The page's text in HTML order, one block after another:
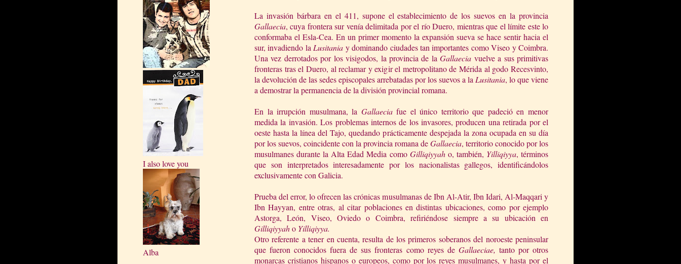
I also love you
Alba
La invasión bárbara en el 411, supone el establecimiento de los suevos en la provincia
Gallaecia, cuya frontera sur venía delimitada por el río Duero, mientras que el límite este lo
conformaba el Esla-Cea. En un primer momento la expansión sueva se hace sentir hacia el
sur, invadiendo la Lusitania y dominando ciudades tan importantes como Viseo y Coimbra.
Una vez derrotados por los visigodos, la provincia de laGallaecia vuelve a sus primitivas
fronteras tras el Duero, al reclamar y exigir el metropolitano de Mérida al godo Recesvinto,
la devolución de las sedes episcopales arrebatadas por los suevos a la Lusitania, lo que viene
a demostrar la permanencia de la división provincial romana.
En la irrupción musulmana,la Gallaeciafue el único territorio que padeció en menor
medida la invasión. Los problemas internos de los invasores, producen una retirada por el
oeste hasta la línea del Tajo, quedando prácticamente despejada la zona ocupada en su día
por los suevos, coincidente con la provincia romana deGallaecia, territorio conocido por los
musulmanes durantela Alta Edad Media como Gilliqiyyaho, también, Yilliqiyya, términos
que son interpretados interesadamente por los nacionalistas gallegos, identificándolos
exclusivamente con Galicia.
Prueba del error, lo ofrecen las crónicas musulmanas de Ibn Al-Atir, Ibn Idari, Al-Maqqari y
Ibn Hayyan, entre otras, al citar poblaciones en distintas ubicaciones, como por ejemplo
Astorga, León, Viseo, Oviedo o Coimbra, refiriéndose siempre a su ubicación en
Gilliqiyyaho Yilliqiyya.
Otro referente a tener en cuenta, resulta de los primeros soberanos del noroeste peninsular
que fueron conocidos fuera de sus fronteras como reyes de Gallaeciae, tanto por otros
monarcas cristianos hispanos o europeos, como por los reyes musulmanes, y hasta por el